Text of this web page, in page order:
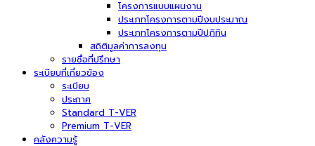
โครงการแบบแผนงาน
ประเภทโครงการตามปีงบประมาณ
ประเภทโครงการตามปีปฏิทิน
สถิติมูลค่าการลงทุน
รายชื่อที่ปรึกษา
ระเบียบที่เกี่ยวข้อง
ระเบียบ
ประกาศ
Standard T-VER
Premium T-VER
คลังความรู้